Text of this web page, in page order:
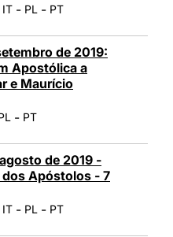
IT - PL - PT
de 2019:
Apostólica a
e Maurício
- PT
de 2019 -
Apóstolos - 7
IT - PL - PT